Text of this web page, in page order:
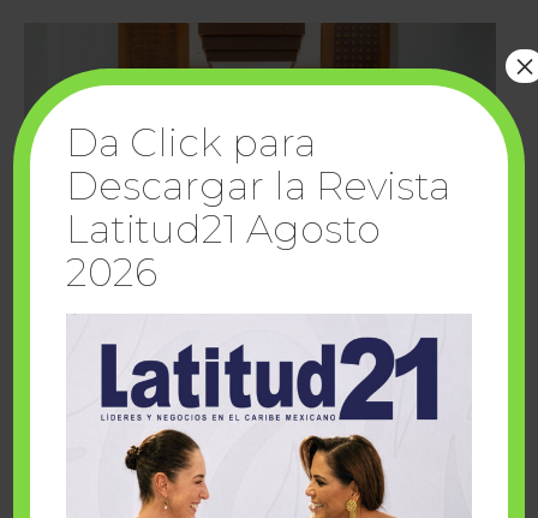
Cuando la solidaridad inspira; cumplen
sueños Fairmont Mayakoba y Make-A-Wish
Da Click para
Descargar la Revista
Latitud21 Agosto
2026
×